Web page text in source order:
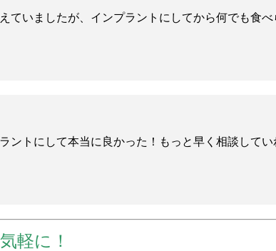
ていましたが、インプラントにしてから何でも食
ントにして本当に良かった！もっと早く相談して
軽に！